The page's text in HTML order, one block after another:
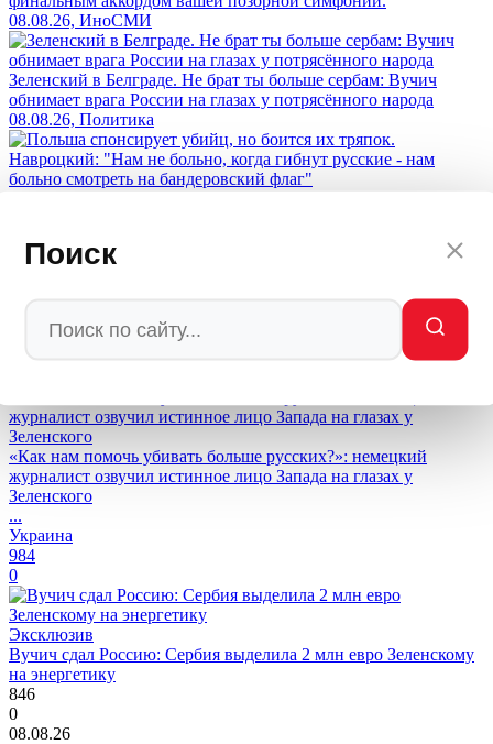
Поиск
08.08.26, ИноСМИ
Зеленский в Белграде. Не брат ты больше сербам: Вучич
обнимает врага России на глазах у потрясённого народа
08.08.26, Политика
08.08.26, Политика
«Дорогой дядя Вова, увези меня в Россию»: почему
американские рэперы молят Путина о спасении
«Как нам помочь убивать больше русских?»: немецкий
журналист озвучил истинное лицо Запада на глазах у
Зеленского
...
Украина
984
0
Эксклюзив
Вучич сдал Россию: Сербия выделила 2 млн евро Зеленскому
на энергетику
846
0
08.08.26